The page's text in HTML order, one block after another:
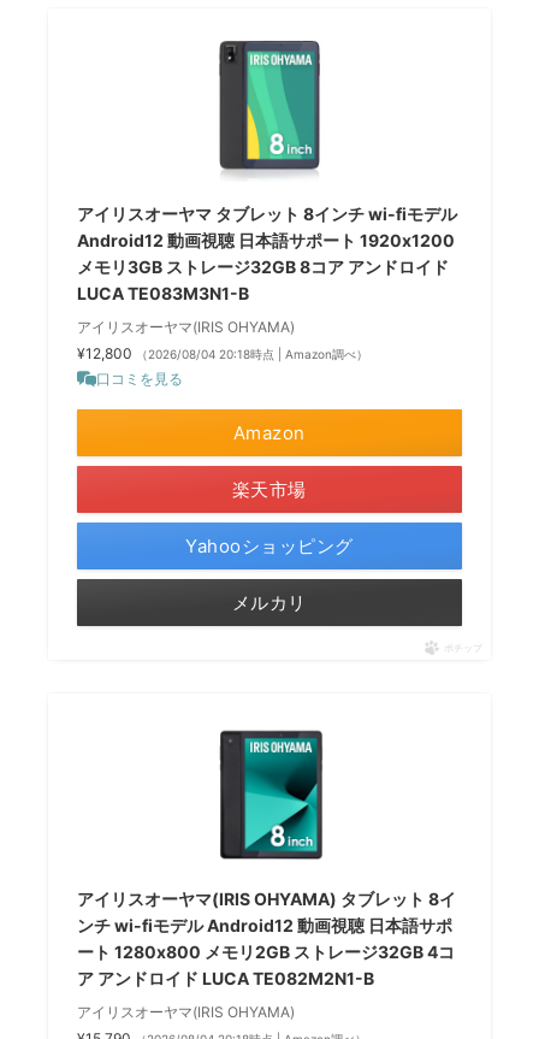
アイリスオーヤマ タブレット 8インチ wi-fiモデル
Android12 動画視聴 日本語サポート 1920x1200
メモリ3GB ストレージ32GB 8コア アンドロイド
LUCA TE083M3N1-B
アイリスオーヤマ(IRIS OHYAMA)
¥12,800
（2026/08/04 20:18時点 | Amazon調べ）
口コミを見る
Amazon
楽天市場
Yahooショッピング
メルカリ
ポチップ
アイリスオーヤマ(IRIS OHYAMA) タブレット 8イ
ンチ wi-fiモデル Android12 動画視聴 日本語サポ
ート 1280x800 メモリ2GB ストレージ32GB 4コ
ア アンドロイド LUCA TE082M2N1-B
アイリスオーヤマ(IRIS OHYAMA)